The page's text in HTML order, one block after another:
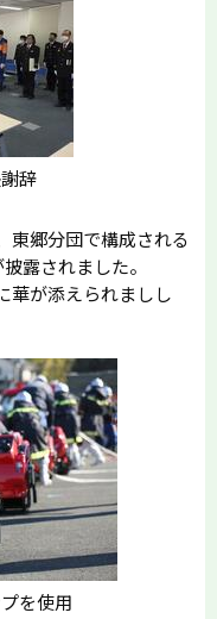
辞
東郷分団で構成される
露されました。
華が添えられましし
を使用